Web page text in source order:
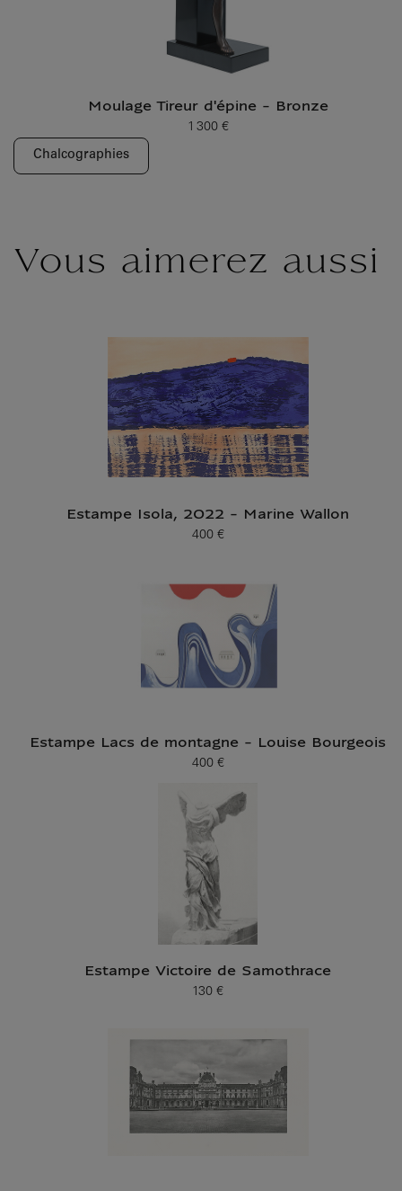
Moulage Tireur d'épine - Bronze
Prix ​​actuel
1 300 €
Chalcographies
Vous aimerez aussi
Estampe Isola, 2022 - Marine Wallon
Prix ​​actuel
400 €
Estampe Lacs de montagne - Louise Bourgeois
Prix ​​actuel
400 €
Estampe Victoire de Samothrace
Prix ​​actuel
130 €